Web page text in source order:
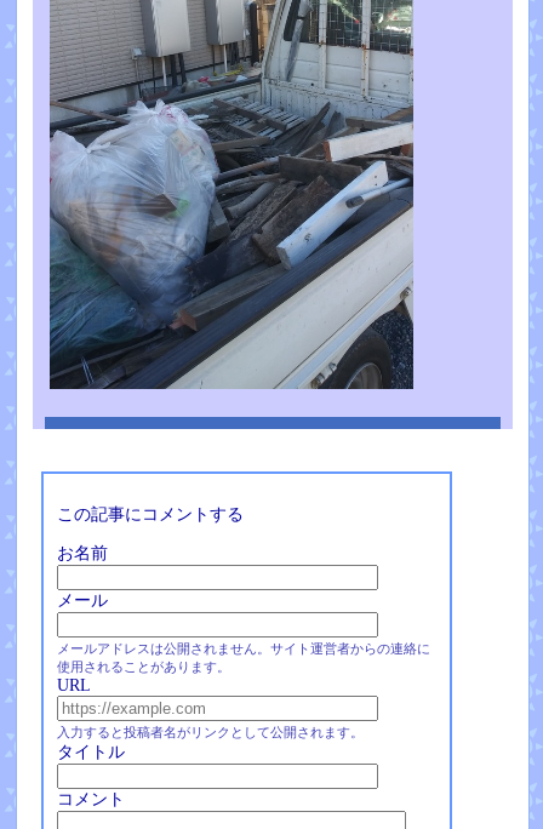
この記事にコメントする
お名前
メール
メールアドレスは公開されません。サイト運営者からの連絡に
使用されることがあります。
URL
入力すると投稿者名がリンクとして公開されます。
タイトル
コメント